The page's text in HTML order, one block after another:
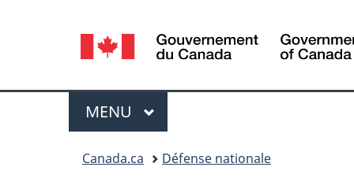
Sélection
de
la
langue
Menu
MENU PRINCIPAL
Canada.ca Défense nationale